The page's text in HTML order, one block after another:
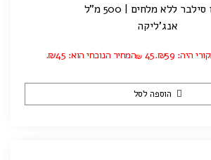
ללא מלחים | 500 מ"ל
אנג'ליקה
היה: ₪59. ₪ 45 המחיר הנוכחי הוא: ₪45.
הוספה לסל